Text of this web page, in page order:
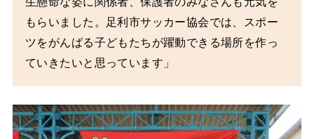
もらいました。足利市サッカー協会では、スポー
ツをがんばる子どもたちが躍動できる場所を作っ
ていきたいと思っています」